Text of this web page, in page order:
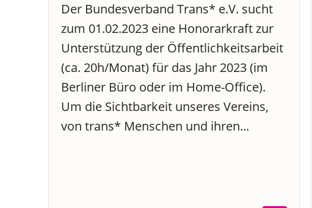
Der Bundesverband Trans* e.V. sucht
zum 01.02.2023 eine Honorarkraft zur
Unterstützung der Öffentlichkeitsarbeit
(ca. 20h/Monat) für das Jahr 2023 (im
Berliner Büro oder im Home-Office).
Um die Sichtbarkeit unseres Vereins,
von trans* Menschen und ihren...